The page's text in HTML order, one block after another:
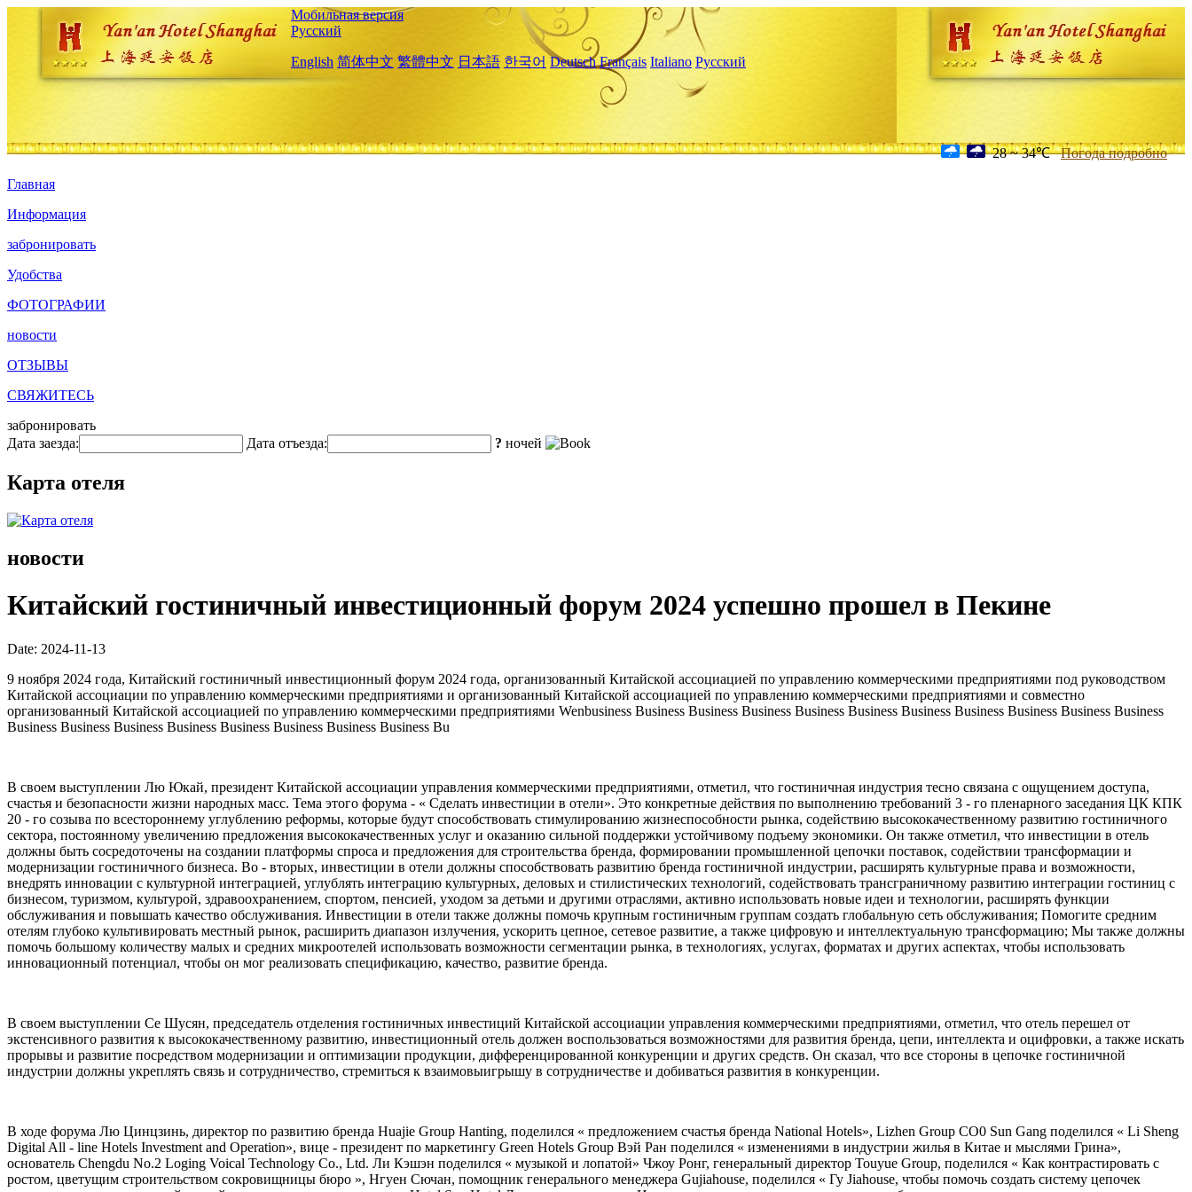
Мобильная версия
Русский
English 简体中文 繁體中文 日本語 한국어 Deutsch Français Italiano Русский
28 ~ 34℃ Погода подробно
Главная
Информация
забронировать
Удобства
ФОТОГРАФИИ
новости
ОТЗЫВЫ
СВЯЖИТЕСЬ
забронировать
Дата заезда:
Дата отъезда: ? ночей
Карта отеля
новости
Китайский гостиничный инвестиционный форум 2024 успешно прошел в Пекине
Date: 2024-11-13
9 ноября 2024 года, Китайский гостиничный инвестиционный форум 2024 года, организованный Китайской ассоциацией по управлению коммерческими предприятиями под руководством
Китайской ассоциации по управлению коммерческими предприятиями и организованный Китайской ассоциацией по управлению коммерческими предприятиями и совместно
организованный Китайской ассоциацией по управлению коммерческими предприятиями Wenbusiness Business Business Business Business Business Business Business Business Business Business
Business Business Business Business Business Business Business Business Bu
В своем выступлении Лю Юкай, президент Китайской ассоциации управления коммерческими предприятиями, отметил, что гостиничная индустрия тесно связана с ощущением доступа,
счастья и безопасности жизни народных масс. Тема этого форума - « Сделать инвестиции в отели». Это конкретные действия по выполнению требований 3 - го пленарного заседания ЦК КПК
20 - го созыва по всестороннему углублению реформы, которые будут способствовать стимулированию жизнеспособности рынка, содействию высококачественному развитию гостиничного
сектора, постоянному увеличению предложения высококачественных услуг и оказанию сильной поддержки устойчивому подъему экономики. Он также отметил, что инвестиции в отель
должны быть сосредоточены на создании платформы спроса и предложения для строительства бренда, формировании промышленной цепочки поставок, содействии трансформации и
модернизации гостиничного бизнеса. Во - вторых, инвестиции в отели должны способствовать развитию бренда гостиничной индустрии, расширять культурные права и возможности,
внедрять инновации с культурной интеграцией, углублять интеграцию культурных, деловых и стилистических технологий, содействовать трансграничному развитию интеграции гостиниц с
бизнесом, туризмом, культурой, здравоохранением, спортом, пенсией, уходом за детьми и другими отраслями, активно использовать новые идеи и технологии, расширять функции
обслуживания и повышать качество обслуживания. Инвестиции в отели также должны помочь крупным гостиничным группам создать глобальную сеть обслуживания; Помогите средним
отелям глубоко культивировать местный рынок, расширить диапазон излучения, ускорить цепное, сетевое развитие, а также цифровую и интеллектуальную трансформацию; Мы также должны
помочь большому количеству малых и средних микроотелей использовать возможности сегментации рынка, в технологиях, услугах, форматах и других аспектах, чтобы использовать
инновационный потенциал, чтобы он мог реализовать спецификацию, качество, развитие бренда.
В своем выступлении Се Шусян, председатель отделения гостиничных инвестиций Китайской ассоциации управления коммерческими предприятиями, отметил, что отель перешел от
экстенсивного развития к высококачественному развитию, инвестиционный отель должен воспользоваться возможностями для развития бренда, цепи, интеллекта и оцифровки, а также искать
прорывы и развитие посредством модернизации и оптимизации продукции, дифференцированной конкуренции и других средств. Он сказал, что все стороны в цепочке гостиничной
индустрии должны укреплять связь и сотрудничество, стремиться к взаимовыигрышу в сотрудничестве и добиваться развития в конкуренции.
В ходе форума Лю Цинцзинь, директор по развитию бренда Huajie Group Hanting, поделился « предложением счастья бренда National Hotels», Lizhen Group CO0 Sun Gang поделился « Li Sheng
Digital All - line Hotels Investment and Operation», вице - президент по маркетингу Green Hotels Group Вэй Ран поделился « изменениями в индустрии жилья в Китае и мыслями Грина»,
основатель Chengdu No.2 Loging Voical Technology Co., Ltd. Ли Кэшэн поделился « музыкой и лопатой» Чжоу Ронг, генеральный директор Touyue Group, поделился « Как контрастировать с
ростом, цветущим строительством сокровищницы бюро », Нгуен Сючан, помощник генерального менеджера Gujiahouse, поделился « Гу Jiahouse, чтобы помочь создать систему цепочек